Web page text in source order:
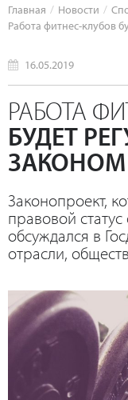
Главная Новости
Работа фитнес-клубов
16.05.2019
РАБОТА
БУДЕТ
ЗАКОНОМ
Законопроект,
правовой
обсуждался в
отрасли,